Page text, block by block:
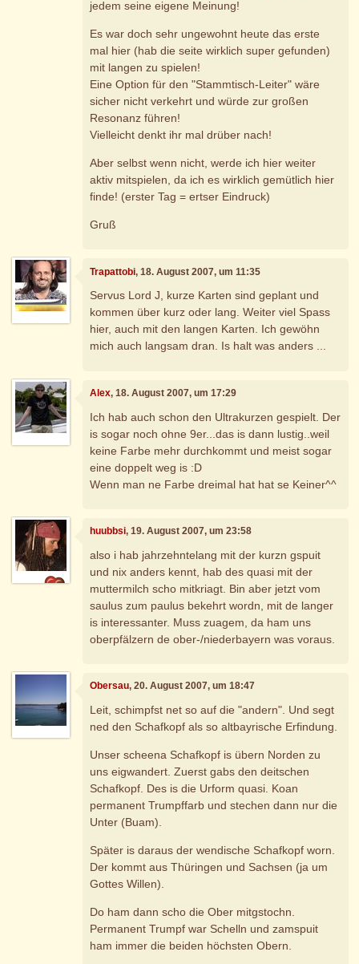
jedem seine eigene Meinung!
Es war doch sehr ungewohnt heute das erste
mal hier (hab die seite wirklich super gefunden)
mit langen zu spielen!
Eine Option für den "Stammtisch-Leiter" wäre
sicher nicht verkehrt und würde zur großen
Resonanz führen!
Vielleicht denkt ihr mal drüber nach!
Aber selbst wenn nicht, werde ich hier weiter
aktiv mitspielen, da ich es wirklich gemütlich hier
finde! (erster Tag = ertser Eindruck)
Gruß
Trapattobi, 18. August 2007, um 11:35
Servus Lord J, kurze Karten sind geplant und
kommen über kurz oder lang. Weiter viel Spass
hier, auch mit den langen Karten. Ich gewöhn
mich auch langsam dran. Is halt was anders ...
Alex, 18. August 2007, um 17:29
Ich hab auch schon den Ultrakurzen gespielt. Der
is sogar noch ohne 9er...das is dann lustig..weil
keine Farbe mehr durchkommt und meist sogar
eine doppelt weg is :D
Wenn man ne Farbe dreimal hat hat se Keiner^^
huubbsi, 19. August 2007, um 23:58
also i hab jahrzehntelang mit der kurzn gspuit
und nix anders kennt, hab des quasi mit der
muttermilch scho mitkriagt. Bin aber jetzt vom
saulus zum paulus bekehrt wordn, mit de langer
is interessanter. Muss zuagem, da ham uns
oberpfälzern de ober-/niederbayern was voraus.
Obersau, 20. August 2007, um 18:47
Leit, schimpfst net so auf die "andern". Und segt
ned den Schafkopf als so altbayrische Erfindung.
Unser scheena Schafkopf is übern Norden zu
uns eigwandert. Zuerst gabs den deitschen
Schafkopf. Des is die Urform quasi. Koan
permanent Trumpffarb und stechen dann nur die
Unter (Buam).
Später is daraus der wendische Schafkopf worn.
Der kommt aus Thüringen und Sachsen (ja um
Gottes Willen).
Do ham dann scho die Ober mitgstochn.
Permanent Trumpf war Schelln und zamspuit
ham immer die beiden höchsten Obern.